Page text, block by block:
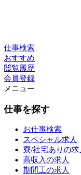
仕事検索
おすすめ
閲覧履歴
会員登録
メニュー
仕事を探す
お仕事検索
スペシャル求人
寮/社宅ありの求
高収入の求人
期間工の求人